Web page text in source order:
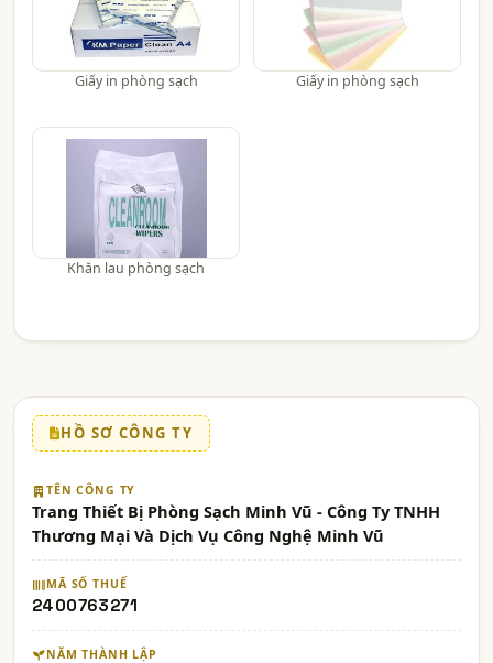
Giấy in phòng sạch Giấy in phòng sạch
Khăn lau phòng sạch
HỒ SƠ CÔNG TY
TÊN CÔNG TY
Trang Thiết Bị Phòng Sạch Minh Vũ - Công Ty TNHH
Thương Mại Và Dịch Vụ Công Nghệ Minh Vũ
MÃ SỐ THUẾ
2400763271
NĂM THÀNH LẬP